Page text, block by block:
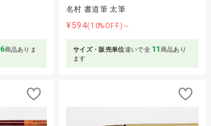
6商品ありま
名村 書道筆 太筆
¥594(10%OFF)～
サイズ・販売単位違いで全 11 商品あり
ます